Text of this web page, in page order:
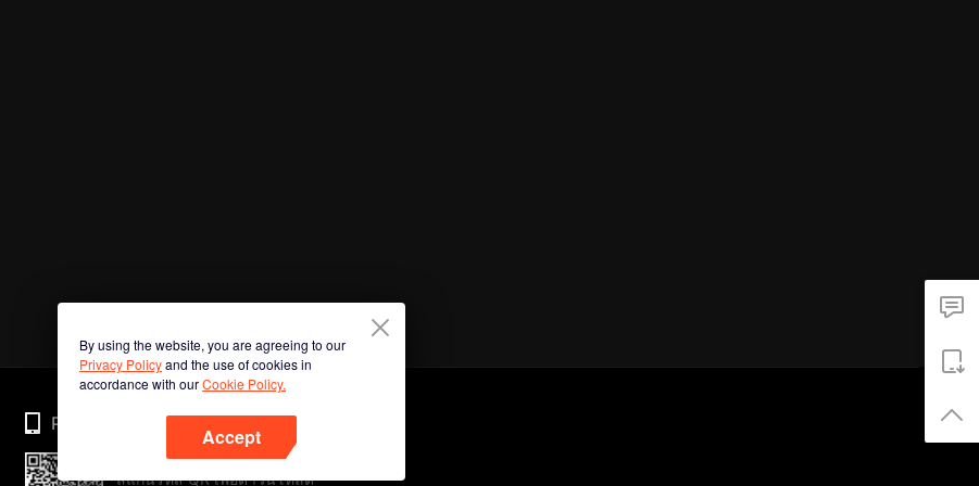
By using the website, you are agreeing to our
Privacy Policyand the use of cookies in
accordance with ourCookie Policy.
Accept
Phone
สแกนรหัส QR เพื่อดาวน์โหลด